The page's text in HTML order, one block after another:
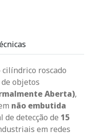
roscado
objetos
Aberta),
não embutida
detecção de 15
em redes